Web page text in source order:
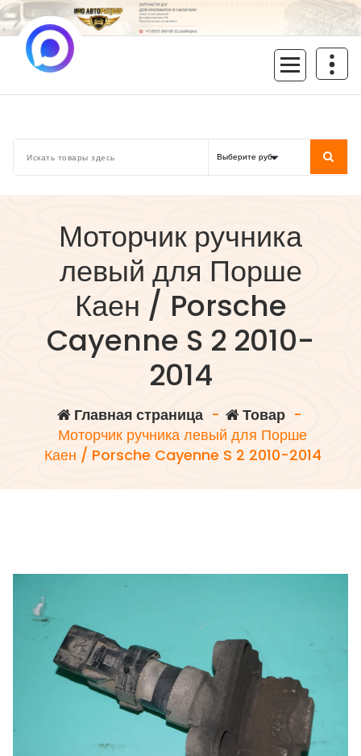
Перейти
к
содержимому
Моторчик ручника
левый для Порше
Каен / Porsche
Cayenne S 2 2010-
2014
Главная страница- Товар-
Моторчик ручника левый для Порше
Каен / Porsche Cayenne S 2 2010-2014